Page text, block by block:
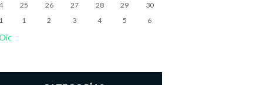
25 26 27 28 29
30
1 2 3 4 5 6
Dic